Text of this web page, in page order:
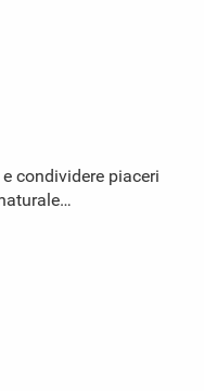
condividere piaceri